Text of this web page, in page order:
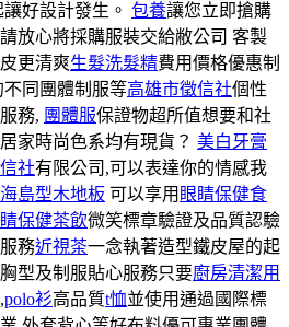
好設計發生。 包養讓您立即搶購
放心將採購服裝交給敝公司 客製
更清爽生髮洗髮精費用價格優惠制
同團體制服等高雄市徵信社個性
務, 團體服保證物超所值想要和社
家時尚色系均有現貨？ 美白牙膏
社有限公司,可以表達你的情感我
海島型木地板 可以享用 眼睛保健食
保健茶飲微笑標章驗證及品質認驗
務近視茶一念執著造型鐵皮屋的起
型及制服貼心服務只要廚房清潔用
polo衫高品質t恤並使用通過國際標